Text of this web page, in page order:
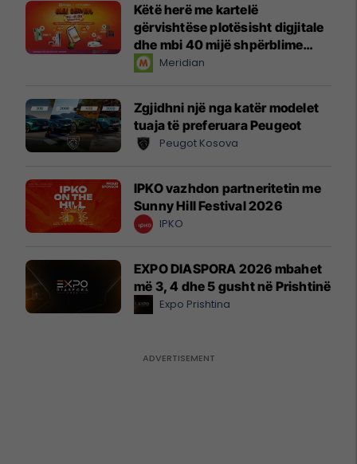
Këtë herë me kartelë
gërvishtëse plotësisht digjitale
dhe mbi 40 mijë shpërblime
instant!Meridian
Zgjidhni një nga katër modelet
tuaja të preferuara Peugeot
Peugot Kosova
IPKO vazhdon partneritetin me
Sunny Hill Festival 2026
IPKO
EXPO DIASPORA 2026 mbahet
më 3, 4 dhe 5 gusht në Prishtinë
Expo Prishtina